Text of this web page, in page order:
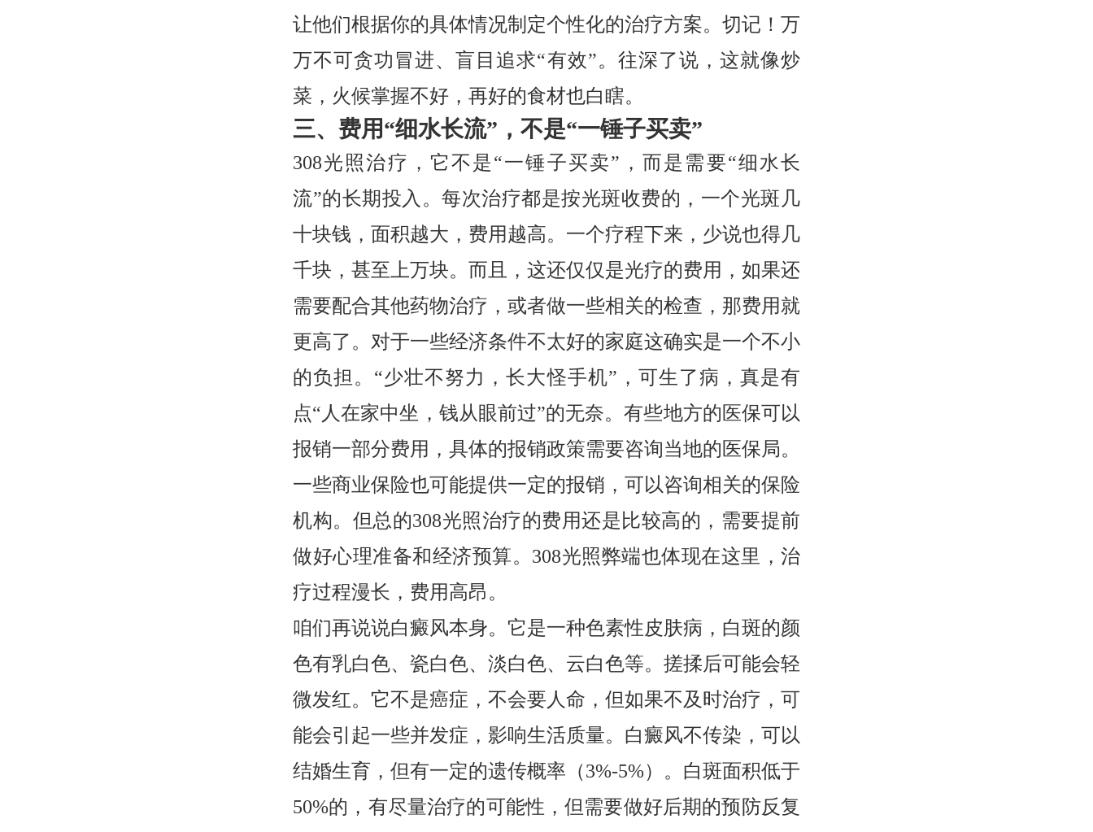
让他们根据你的具体情况制定个性化的治疗方案。切记！万
万不可贪功冒进、盲目追求“有效”。往深了说，这就像炒
菜，火候掌握不好，再好的食材也白瞎。
三、费用“细水长流”，不是“一锤子买卖”
308光照治疗，它不是“一锤子买卖”，而是需要“细水长
流”的长期投入。每次治疗都是按光斑收费的，一个光斑几
十块钱，面积越大，费用越高。一个疗程下来，少说也得几
千块，甚至上万块。而且，这还仅仅是光疗的费用，如果还
需要配合其他药物治疗，或者做一些相关的检查，那费用就
更高了。对于一些经济条件不太好的家庭这确实是一个不小
的负担。“少壮不努力，长大怪手机”，可生了病，真是有
点“人在家中坐，钱从眼前过”的无奈。有些地方的医保可以
报销一部分费用，具体的报销政策需要咨询当地的医保局。
一些商业保险也可能提供一定的报销，可以咨询相关的保险
机构。但总的308光照治疗的费用还是比较高的，需要提前
做好心理准备和经济预算。308光照弊端也体现在这里，治
疗过程漫长，费用高昂。
咱们再说说白癜风本身。它是一种色素性皮肤病，白斑的颜
色有乳白色、瓷白色、淡白色、云白色等。搓揉后可能会轻
微发红。它不是癌症，不会要人命，但如果不及时治疗，可
能会引起一些并发症，影响生活质量。白癜风不传染，可以
结婚生育，但有一定的遗传概率（3%-5%）。白斑面积低于
50%的，有尽量治疗的可能性，但需要做好后期的预防反复